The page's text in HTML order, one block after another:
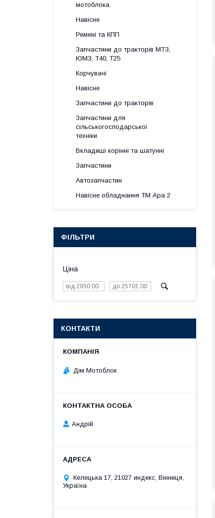
мотоблока
Навісне
Ремені та КПП
Запчастини до тракторів МТЗ,
ЮМЗ, Т40, Т25
Корчувачі
Навісне
Запчастини до тракторів
Запчастини для
сільськогосподарської
техніки
Вкладиші корінні та шатунні
Запчастини
Автозапчастин
Навісне обладнання ТМ Ара 2
ФІЛЬТРИ
Ціна
КОНТАКТИ
Дім Мотоблок
Андрій
Келецька 17, 21027 индекс, Вінниця,
Україна